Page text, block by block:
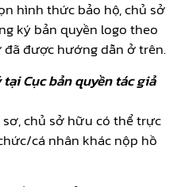
hình thức bảo hộ, chủ sở
ký bản quyền logo theo
được hướng dẫn ở trên.
Cục bản quyền tác giả
chủ sở hữu có thể trực
cá nhân khác nộp hồ